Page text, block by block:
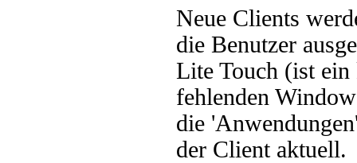
Neue Clients
die Benutzer
Lite Touch (ist ein
fehlenden
die
der Client aktuell.